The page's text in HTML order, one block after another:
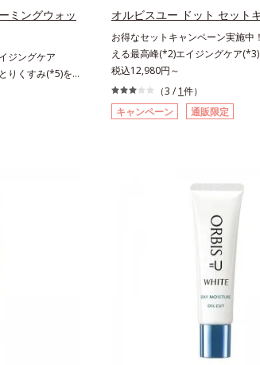
角層の範囲内に
*6 ドクダミエキ
ビスエトキシジ
＞パール1粒程
化粧水 ⇒ ザ リ
たりの使用回
月程度）ラージ
商品の詳しい
。・BEAUTY夏
肌*5 ターンオーバーを促進して、
を微細化すること*6 アルテアエ
成分各商品の詳しい情報は商品ペ
さい。・BEAUTY夏祭りは、こち
ミングウォッ
ジングケア
りくすみ(*5)を
(*6)洗顔料。ハ
サイン(*8)の因
ア(*3)シリー
は、年齢によ
めたところ、弾
「G.D.F.アクテ
て、従来から配
ラネキサム酸」
ズ共通の美容成
を配合すること
オルビスユー ドット セット
お得なセットキャンペーン実施中
える最高峰(*2)エイジングケア(*3)
感(*4)も結果主義。年齢サイン(*5)
した肌科学エイジングケア(*3)シリ
スユー ドットシリーズは、年齢に
つ一つを対処するのではなく、肌
どが現れている状態である「透明
れることで大人の肌印象に大きな
ることが分かりました。そこでオ
ットシリーズは美容成分(*7)とし
ティベーター(*8)」を配合。そし
合している美白有効成分「トラネ
合しました。さらに、シリーズ共
(*7)「GLルートブースター(*9)」
で、肌のふっくら感や透明感を叶
アしながら多角的なエイジングケ
ズに。3ステップで上向き(*10)の
税込12,980円～
（3 / 1件）
キャンペーン
通販限定